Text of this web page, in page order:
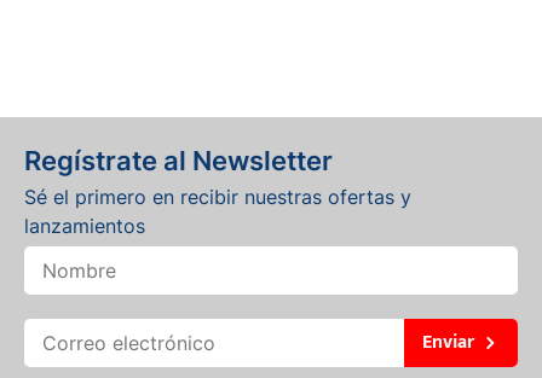
Regístrate al Newsletter
Sé el primero en recibir nuestras ofertas y
lanzamientos
Enviar